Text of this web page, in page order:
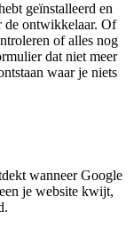
geïnstalleerd en
de ontwikkelaar. Of
of alles nog
dat niet meer
waar je niets
wanneer Google
je website kwijt,